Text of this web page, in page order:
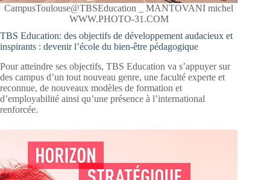
CampusToulouse@TBSEducation _ MANTOVANI michel
WWW.PHOTO-31.COM
TBS Education: des objectifs de développement audacieux et
inspirants : devenir l’école du bien-être pédagogique
Pour atteindre ses objectifs, TBS Education va s’appuyer sur
des campus d’un tout nouveau genre, une faculté experte et
reconnue, de nouveaux modèles de formation et
d’employabilité ainsi qu’une présence à l’international
renforcée.